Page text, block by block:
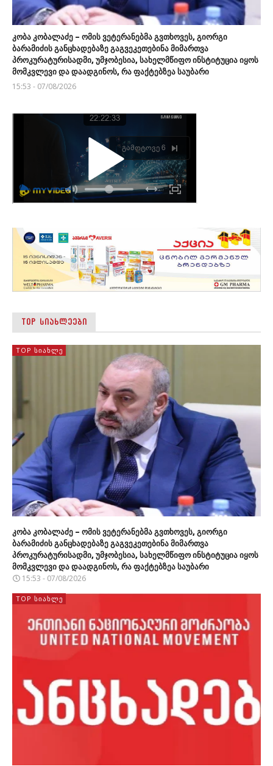
კობა კობალაძე – ომის ვეტერანებმა გვთხოვეს, გიორგი
ბარამიძის განცხადებაზე გაგვეკეთებინა მიმართვა
პროკურატურისადმი, უმჯობესია, სახელმწიფო ინსტიტუცია იყოს
მომკვლევი და დაადგინოს, რა ფაქტებზეა საუბარი
15:53 - 07/08/2026
TOP ᲡᲘᲐᲮᲚᲔᲔᲑᲘ
TOP ᲡᲘᲐᲮᲚᲔ
კობა კობალაძე – ომის ვეტერანებმა გვთხოვეს, გიორგი
ბარამიძის განცხადებაზე გაგვეკეთებინა მიმართვა
პროკურატურისადმი, უმჯობესია, სახელმწიფო ინსტიტუცია იყოს
მომკვლევი და დაადგინოს, რა ფაქტებზეა საუბარი
15:53 - 07/08/2026
TOP ᲡᲘᲐᲮᲚᲔ